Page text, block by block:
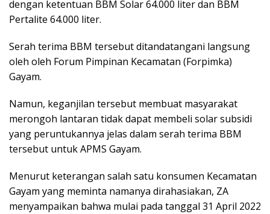
dengan ketentuan BBM Solar 64.000 liter dan BBM
Pertalite 64.000 liter.
Serah terima BBM tersebut ditandatangani langsung
oleh oleh Forum Pimpinan Kecamatan (Forpimka)
Gayam.
Namun, keganjilan tersebut membuat masyarakat
merongoh lantaran tidak dapat membeli solar subsidi
yang peruntukannya jelas dalam serah terima BBM
tersebut untuk APMS Gayam.
Menurut keterangan salah satu konsumen Kecamatan
Gayam yang meminta namanya dirahasiakan, ZA
menyampaikan bahwa mulai pada tanggal 31 April 2022